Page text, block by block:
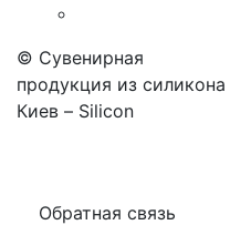
© Сувенирная
продукция из силикона
Киев – Silicon
Обратная связь